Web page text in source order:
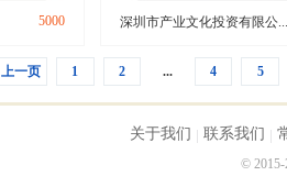
5000 深圳市产业文化投资有限公...
上一页 1 2 ... 4 5
关于我们 联系我们
© 2015-